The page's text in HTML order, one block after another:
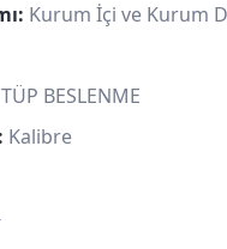
Kurum İçi ve Kurum
BESLENME
Kalibre